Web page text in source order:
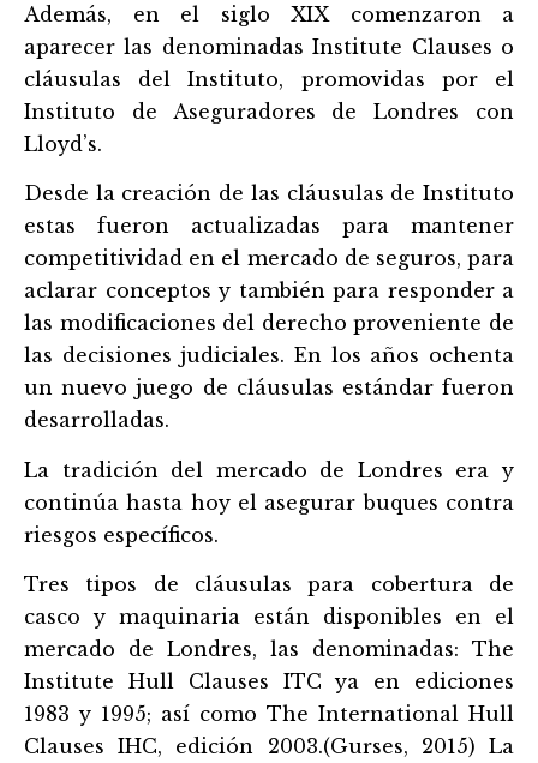
Además, en el siglo XIX comenzaron a
aparecer las denominadas Institute Clauses o
cláusulas del Instituto, promovidas por el
Instituto de Aseguradores de Londres con
Lloyd’s.
Desde la creación de las cláusulas de Instituto
estas fueron actualizadas para mantener
competitividad en el mercado de seguros, para
aclarar conceptos y también para responder a
las modificaciones del derecho proveniente de
las decisiones judiciales. En los años ochenta
un nuevo juego de cláusulas estándar fueron
desarrolladas.
La tradición del mercado de Londres era y
continúa hasta hoy el asegurar buques contra
riesgos específicos.
Tres tipos de cláusulas para cobertura de
casco y maquinaria están disponibles en el
mercado de Londres, las denominadas: The
Institute Hull Clauses ITC ya en ediciones
1983 y 1995; as­í como The International Hull
Clauses IHC, edición 2003.(Gurses, 2015) La